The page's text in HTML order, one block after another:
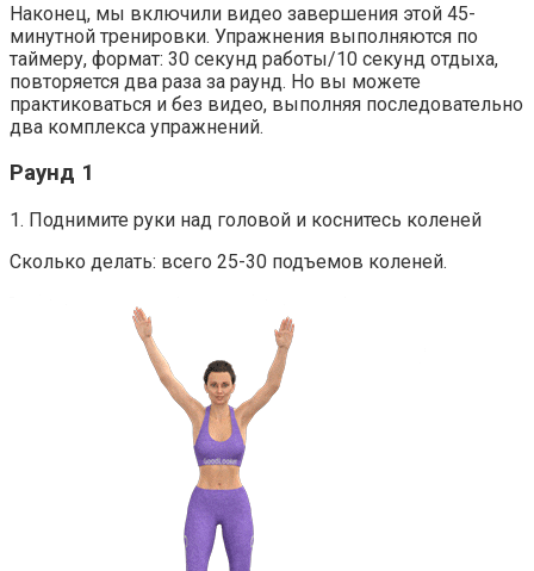
Наконец, мы включили видео завершения этой 45-
минутной тренировки. Упражнения выполняются по
таймеру, формат: 30 секунд работы/10 секунд отдыха,
повторяется два раза за раунд. Но вы можете
практиковаться и без видео, выполняя последовательно
два комплекса упражнений.
Раунд 1
1. Поднимите руки над головой и коснитесь коленей
Сколько делать: всего 25-30 подъемов коленей.